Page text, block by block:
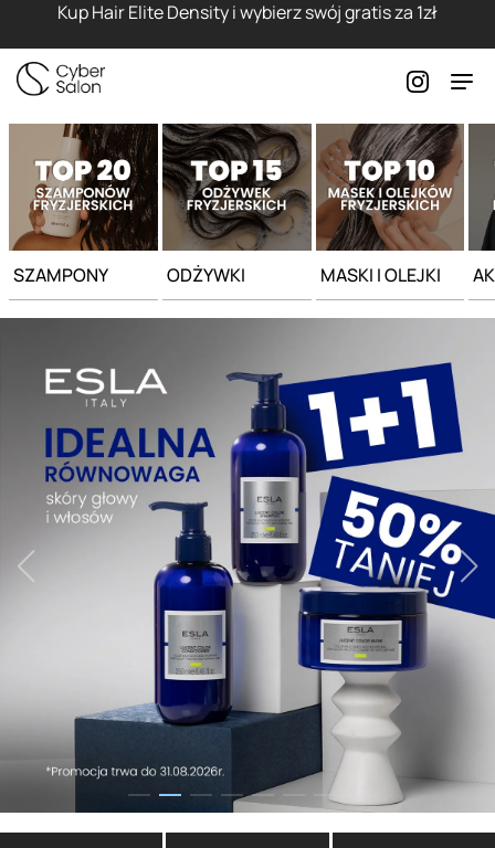
Kup Hair Elite Density i wybierz swój gratis za 1zł
SZAMPONY ODŻYWKI MASKI I OLEJKI
Strona główna - Cyber Salon